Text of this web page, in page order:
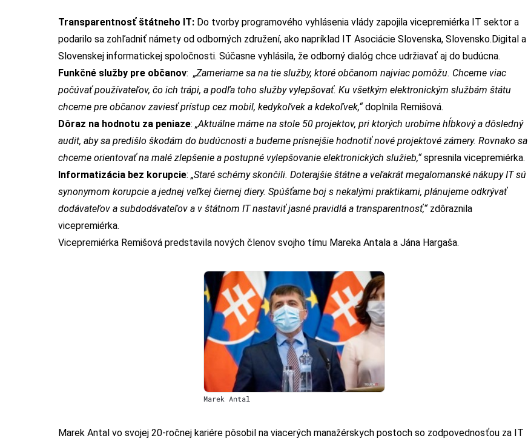
Transparentnosť štátneho IT: Do tvorby programového vyhlásenia vlády zapojila vicepremiérka IT sektor a
podarilo sa zohľadniť námety od odborných združení, ako napríklad IT Asociácie Slovenska, Slovensko.Digital a
Slovenskej informatickej spoločnosti. Súčasne vyhlásila, že odborný dialóg chce udržiavať aj do budúcna.
Funkčné služby pre občanov: „Zameriame sa na tie služby, ktoré občanom najviac pomôžu. Chceme viac
počúvať používateľov, čo ich trápi, a podľa toho služby vylepšovať. Ku všetkým elektronickým službám štátu
chceme pre občanov zaviesť prístup cez mobil, kedykoľvek a kdekoľvek,“ doplnila Remišová.
Dôraz na hodnotu za peniaze: „Aktuálne máme na stole 50 projektov, pri ktorých urobíme hĺbkový a dôsledný
audit, aby sa predišlo škodám do budúcnosti a budeme prísnejšie hodnotiť nové projektové zámery. Rovnako sa
chceme orientovať na malé zlepšenie a postupné vylepšovanie elektronických služieb,“ spresnila vicepremiérka.
Informatizácia bez korupcie: „Staré schémy skončili. Doterajšie štátne a veľakrát megalomanské nákupy IT sú
synonymom korupcie a jednej veľkej čiernej diery. Spúšťame boj s nekalými praktikami, plánujeme odkrývať
dodávateľov a subdodávateľov a v štátnom IT nastaviť jasné pravidlá a transparentnosť,“ zdôraznila
vicepremiérka.
Vicepremiérka Remišová predstavila nových členov svojho tímu Mareka Antala a Jána Hargaša.
Marek Antal
Marek Antal vo svojej 20-ročnej kariére pôsobil na viacerých manažérskych postoch so zodpovednosťou za IT